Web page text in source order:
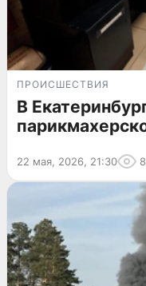
ПРОИСШЕСТВИЯ
В
22 мая, 2026, 21:30 8